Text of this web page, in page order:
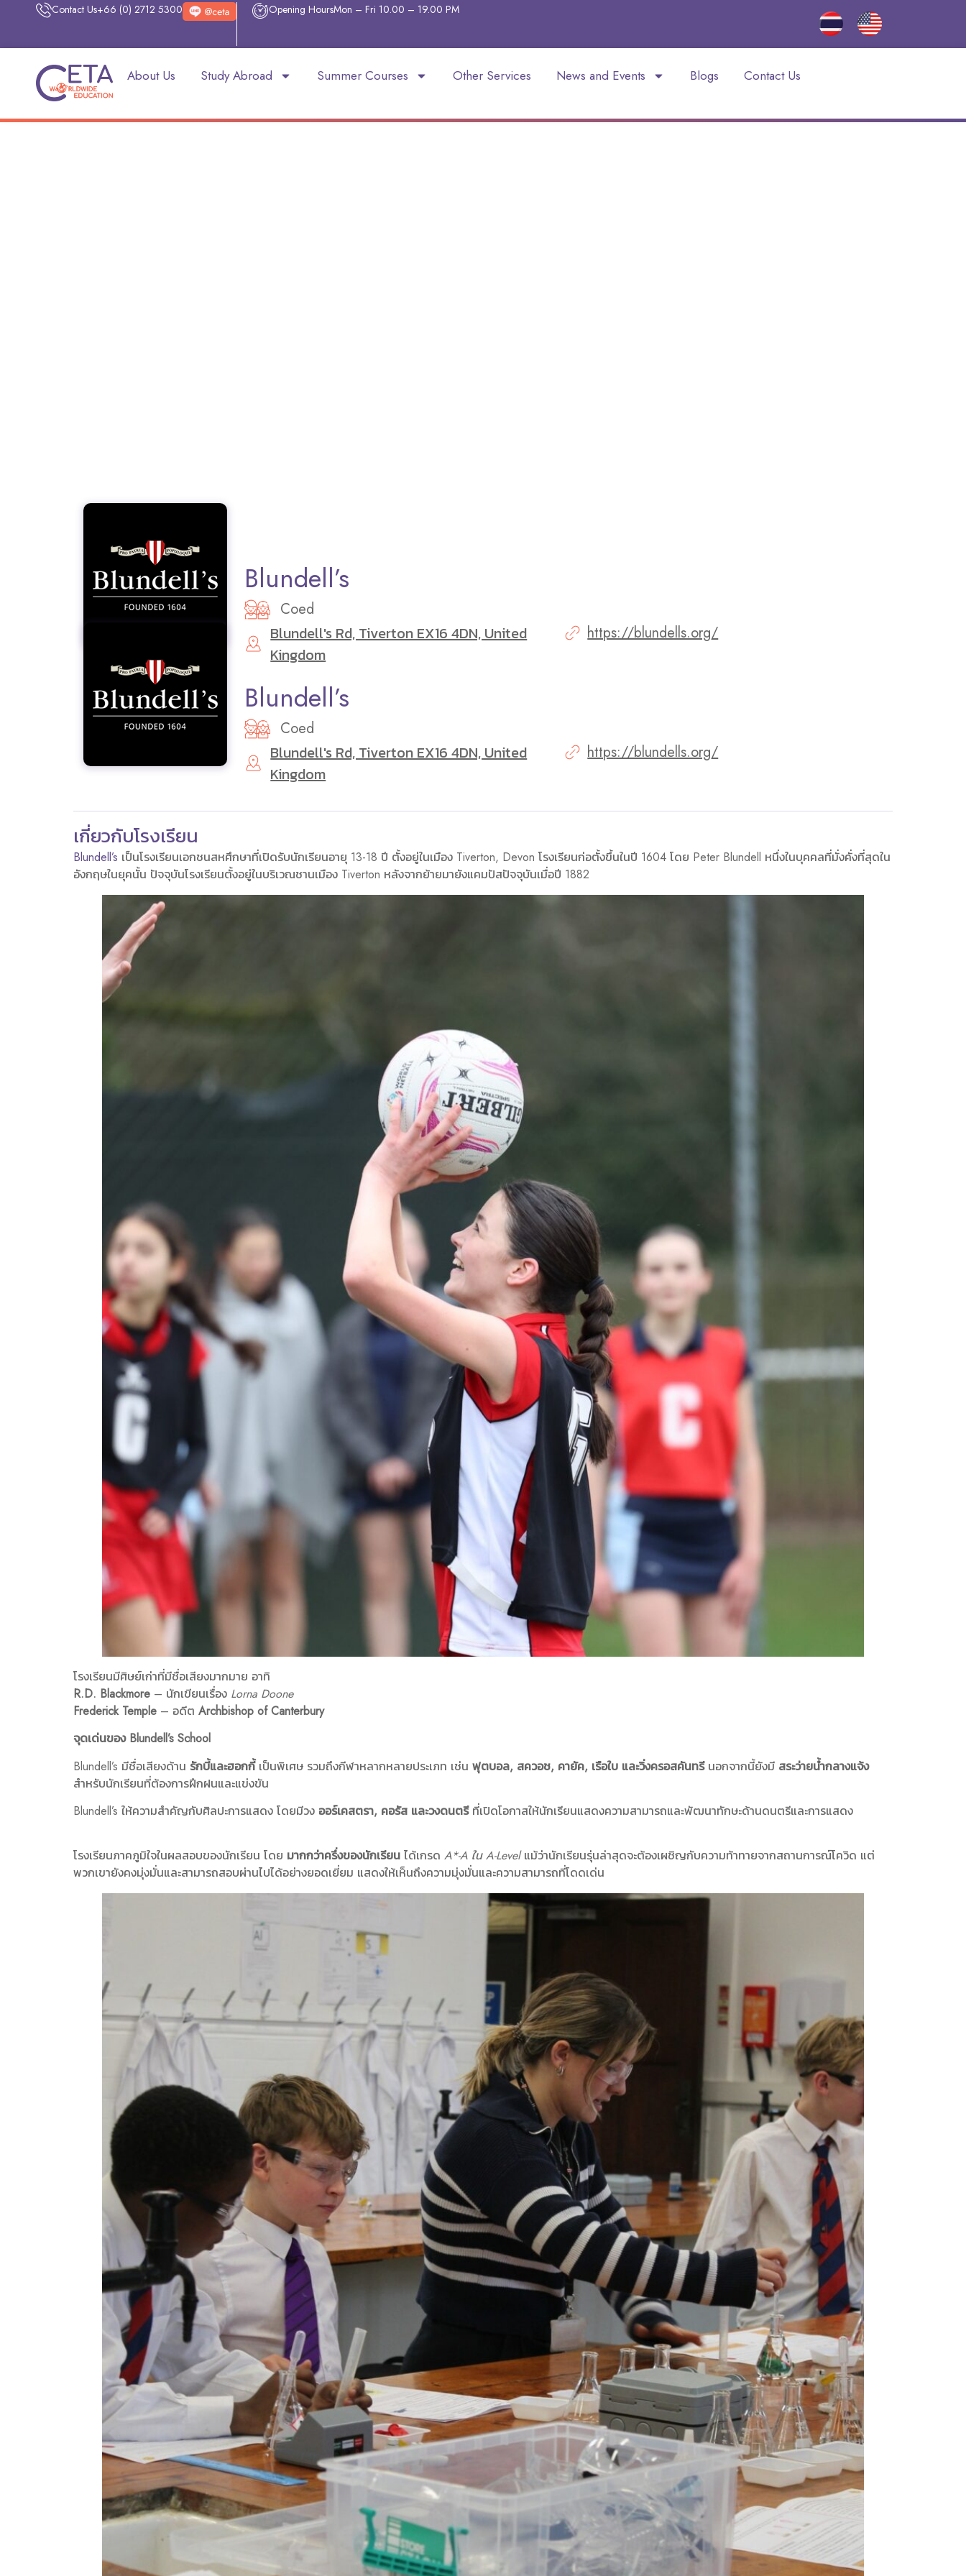
Contact Us+66 (0) 2712 5300 Opening HoursMon – Fri 10.00 – 19.00 PM
About Us Study Abroad Summer Courses Other Services News and Events Blogs Contact Us
Blundell’s
Coed
Blundell's Rd, Tiverton EX16 4DN, United
Kingdom
https://blundells.org/
Blundell’s
Coed
Blundell's Rd, Tiverton EX16 4DN, United
Kingdom
https://blundells.org/
เกี่ยวกับโรงเรียน
Blundell’s เป็นโรงเรียนเอกชนสหศึกษาที่เปิดรับนักเรียนอายุ 13-18 ปี ตั้งอยู่ในเมือง Tiverton, Devon โรงเรียนก่อตั้งขึ้นในปี 1604 โดย Peter Blundell หนึ่งในบุคคลที่มั่งคั่งที่สุดใน
อังกฤษในยุคนั้น ปัจจุบันโรงเรียนตั้งอยู่ในบริเวณชานเมือง Tiverton หลังจากย้ายมายังแคมปัสปัจจุบันเมื่อปี 1882
โรงเรียนมีศิษย์เก่าที่มีชื่อเสียงมากมาย อาทิ
R.D. Blackmore – นักเขียนเรื่อง Lorna Doone
Frederick Temple – อดีต Archbishop of Canterbury
จุดเด่นของ Blundell’s School
Blundell’s มีชื่อเสียงด้าน รักบี้และฮอกกี้เป็นพิเศษ รวมถึงกีฬาหลากหลายประเภท เช่น ฟุตบอล, สควอช, คายัค, เรือใบ และวิ่งครอสคันทรีนอกจากนี้ยังมี สระว่ายน้ำกลางแจ้ง
สำหรับนักเรียนที่ต้องการฝึกฝนและแข่งขัน
Blundell’s ให้ความสำคัญกับศิลปะการแสดง โดยมีวง ออร์เคสตรา, คอรัส และวงดนตรีที่เปิดโอกาสให้นักเรียนแสดงความสามารถและพัฒนาทักษะด้านดนตรีและการแสดง
โรงเรียนภาคภูมิใจในผลสอบของนักเรียน โดย มากกว่าครึ่งของนักเรียน ได้เกรด A*-A ใน A-Levelแม้ว่านักเรียนรุ่นล่าสุดจะต้องเผชิญกับความท้าทายจากสถานการณ์โควิด แต่
พวกเขายังคงมุ่งมั่นและสามารถสอบผ่านไปได้อย่างยอดเยี่ยม แสดงให้เห็นถึงความมุ่งมั่นและความสามารถที่โดดเด่น